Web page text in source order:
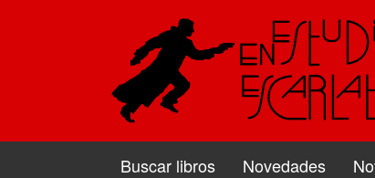
Buscar libros Novedades